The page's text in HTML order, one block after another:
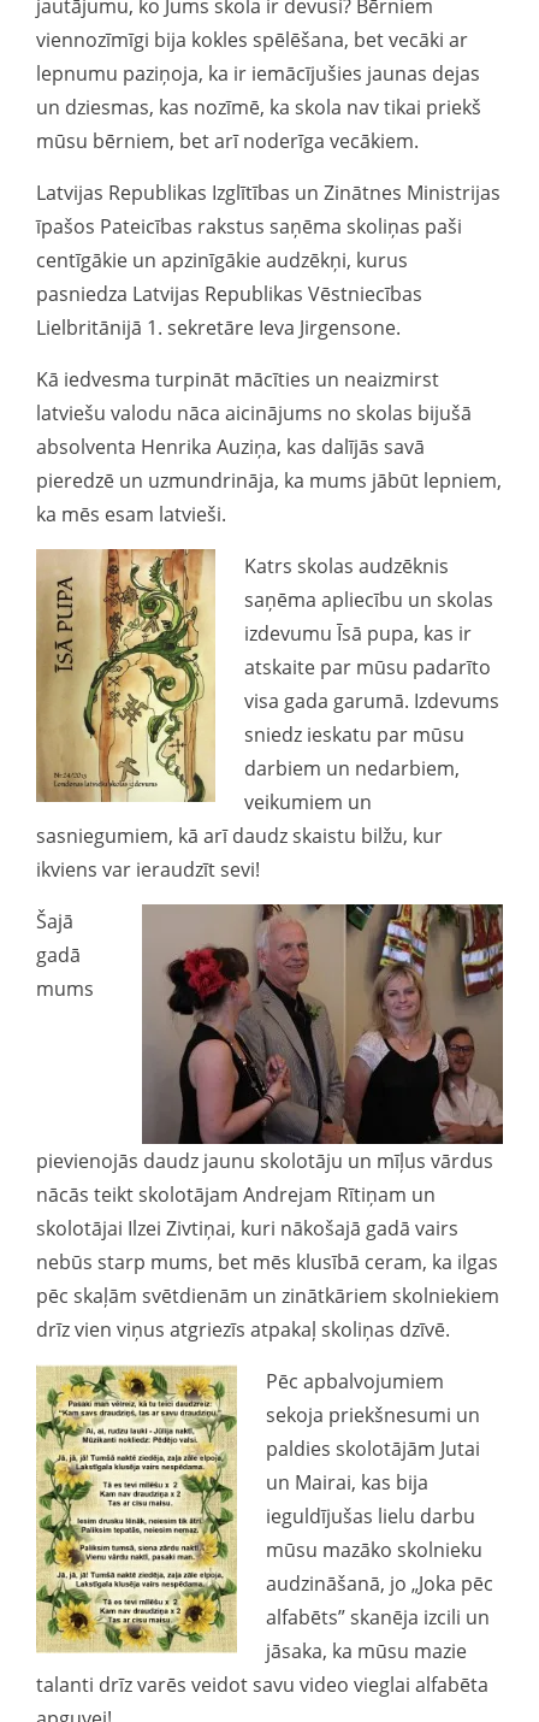
jautājumu, ko Jums skola ir devusi? Bērniem
viennozīmīgi bija kokles spēlēšana, bet vecāki ar
lepnumu paziņoja, ka ir iemācījušies jaunas dejas
un dziesmas, kas nozīmē, ka skola nav tikai priekš
mūsu bērniem, bet arī noderīga vecākiem.
Latvijas Republikas Izglītības un Zinātnes Ministrijas
īpašos Pateicības rakstus saņēma skoliņas paši
centīgākie un apzinīgākie audzēkņi, kurus
pasniedza Latvijas Republikas Vēstniecības
Lielbritānijā 1. sekretāre Ieva Jirgensone.
Kā iedvesma turpināt mācīties un neaizmirst
latviešu valodu nāca aicinājums no skolas bijušā
absolventa Henrika Auziņa, kas dalījās savā
pieredzē un uzmundrināja, ka mums jābūt lepniem,
ka mēs esam latvieši.
Katrs skolas audzēknis
saņēma apliecību un skolas
izdevumu Īsā pupa, kas ir
atskaite par mūsu padarīto
visa gada garumā. Izdevums
sniedz ieskatu par mūsu
darbiem un nedarbiem,
veikumiem un
sasniegumiem, kā arī daudz skaistu bilžu, kur
ikviens var ieraudzīt sevi!
Šajā
gadā
mums
pievienojās daudz jaunu skolotāju un mīļus vārdus
nācās teikt skolotājam Andrejam Rītiņam un
skolotājai Ilzei Zivtiņai, kuri nākošajā gadā vairs
nebūs starp mums, bet mēs klusībā ceram, ka ilgas
pēc skaļām svētdienām un zinātkāriem skolniekiem
drīz vien viņus atgriezīs atpakaļ skoliņas dzīvē.
Pēc apbalvojumiem
sekoja priekšnesumi un
paldies skolotājām Jutai
un Mairai, kas bija
ieguldījušas lielu darbu
mūsu mazāko skolnieku
audzināšanā, jo „Joka pēc
alfabēts” skanēja izcili un
jāsaka, ka mūsu mazie
talanti drīz varēs veidot savu video vieglai alfabēta